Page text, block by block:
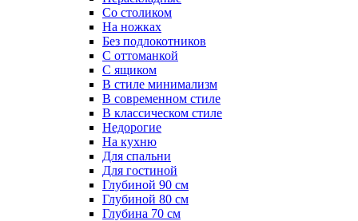
Со столиком
На ножках
Без подлокотников
С оттоманкой
С ящиком
В стиле минимализм
В современном стиле
В классическом стиле
Недорогие
На кухню
Для спальни
Для гостиной
Глубиной 90 см
Глубиной 80 см
Глубина 70 см